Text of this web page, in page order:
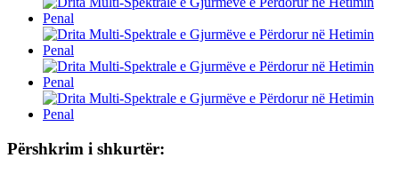
Përshkrim i shkurtër: